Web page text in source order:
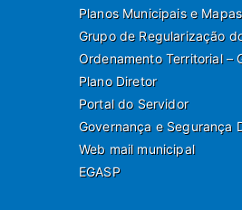
Planos Municipais e Mapas
Grupo de Regularização
Ordenamento Territorial –
Plano Diretor
Portal do Servidor
Governança e Segurança
Web mail municipal
EGASP